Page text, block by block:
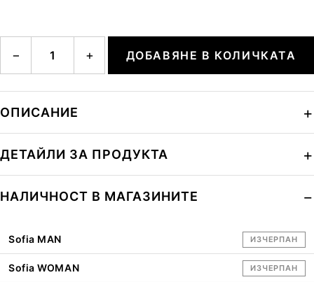
− + ДОБАВЯНЕ В КОЛИЧКАТА
ОПИСАНИЕ
ДЕТАЙЛИ ЗА ПРОДУКТА
НАЛИЧНОСТ В МАГАЗИНИТЕ
Sofia MAN ИЗЧЕРПАН
Sofia WOMAN ИЗЧЕРПАН